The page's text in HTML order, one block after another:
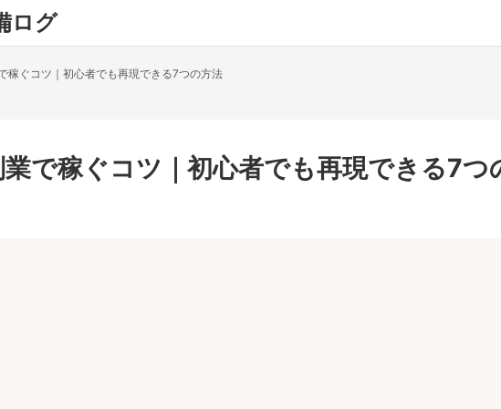
ログ
稼ぐコツ｜初心者でも再現できる7つの方法
で稼ぐコツ｜初心者でも再現できる7つ